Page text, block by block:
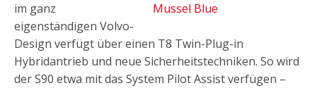
im ganz
eigenständigen Volvo-
Design verfügt über einen T8 Twin-Plug-in
Hybridantrieb und neue Sicherheitstechniken. So wird
der S90 etwa mit das System Pilot Assist verfügen –